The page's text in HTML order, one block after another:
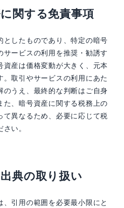
関する免責事項
したものであり、特定の暗号
ービスの利用を推奨・勧誘す
産は価格変動が大きく、元本
取引やサービスの利用にあた
のうえ、最終的な判断はご自身
、暗号資産に関する税務上の
異なるため、必要に応じて税
い。
典の取り扱い
引用の範囲を必要最小限にと